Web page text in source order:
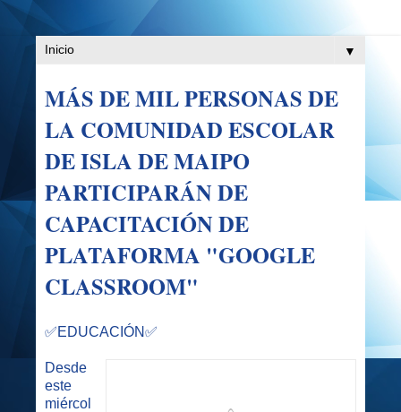
▼
MÁS DE MIL PERSONAS DE
LA COMUNIDAD ESCOLAR
DE ISLA DE MAIPO
PARTICIPARÁN DE
CAPACITACIÓN DE
PLATAFORMA "GOOGLE
CLASSROOM"
✅EDUCACIÓN✅
Desde
este
miércol